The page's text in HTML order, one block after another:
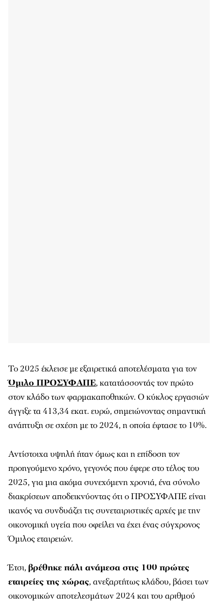
Το 2025 έκλεισε με εξαιρετικά αποτελέσματα για τον
Όμιλο ΠΡΟΣΥΦΑΠΕ, κατατάσσοντάς τον πρώτο
στον κλάδο των φαρμακαποθηκών. Ο κύκλος εργασιών
άγγιξε τα 413,34 εκατ. ευρώ, σημειώνοντας σημαντική
ανάπτυξη σε σχέση με το 2024, η οποία έφτασε το 10%.
Αντίστοιχα υψηλή ήταν όμως και η επίδοση τον
προηγούμενο χρόνο, γεγονός που έφερε στο τέλος του
2025, για μια ακόμα συνεχόμενη χρονιά, ένα σύνολο
διακρίσεων αποδεικνύοντας ότι ο ΠΡΟΣΥΦΑΠΕ είναι
ικανός να συνδυάζει τις συνεταιριστικές αρχές με την
οικονομική υγεία που οφείλει να έχει ένας σύγχρονος
Όμιλος εταιρειών.
Έτσι, βρέθηκε πάλι ανάμεσα στις 100 πρώτες
εταιρείες της χώρας, ανεξαρτήτως κλάδου, βάσει των
οικονομικών αποτελεσμάτων 2024 και του αριθμού